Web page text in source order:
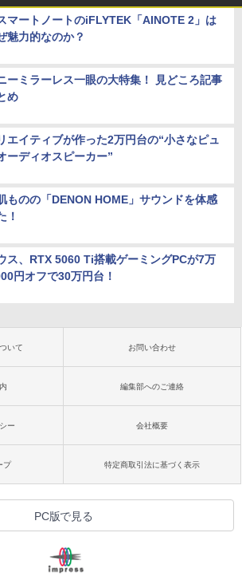
マートノートのiFLYTEK「AINOTE 2」は
魅力的なのか？
ーミラーレス一眼の大特集！ 見どころ記事
め
エイティブが作った2万円台の“小さなピュ
ーディオスピーカー”
ものの「DENON HOME」サウンドを体感
！
ス、RTX 5060 Ti搭載ゲーミングPCが7万
円オフで30万円台！
いて お問い合わせ
編集部へのご連絡
ー 会社概要
プ 特定商取引法に基づく表示
PC版で見る